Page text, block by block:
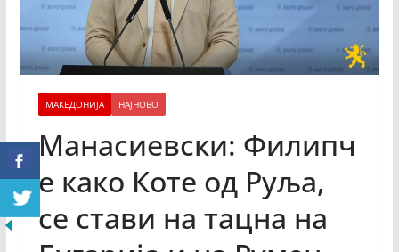
МАКЕДОНИЈА НАЈНОВО
Манасиевски: Филипч
е како Коте од Руља,
се стави на тацна на